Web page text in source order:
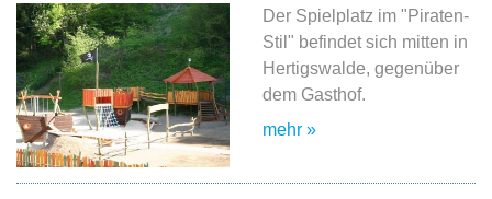
Der Spielplatz im "Piraten-
Stil" befindet sich mitten in
Hertigswalde, gegenüber
dem Gasthof.
mehr »